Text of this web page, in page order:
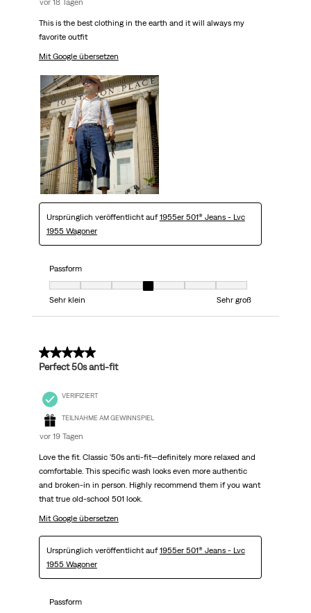
vor 18 Tagen
This is the best clothing in the earth and it will always my
favorite outfit
Mit Google übersetzen
Ursprünglich veröffentlicht auf1955er 501® Jeans - Lvc
1955 Wagoner
Passform
Passform, 4 von 7, wobei 1 gleich Sehr klein ist und 7 gleich Sehr groß
Sehr klein
Sehr groß
5 von 5 Sternen.
Perfect 50s anti-fit
VERIFIZIERT
TEILNAHME AM GEWINNSPIEL
vor 19 Tagen
Love the fit. Classic '50s anti-fit—definitely more relaxed and
comfortable. This specific wash looks even more authentic
and broken-in in person. Highly recommend them if you want
that true old-school 501 look.
Mit Google übersetzen
Ursprünglich veröffentlicht auf1955er 501® Jeans - Lvc
1955 Wagoner
Passform